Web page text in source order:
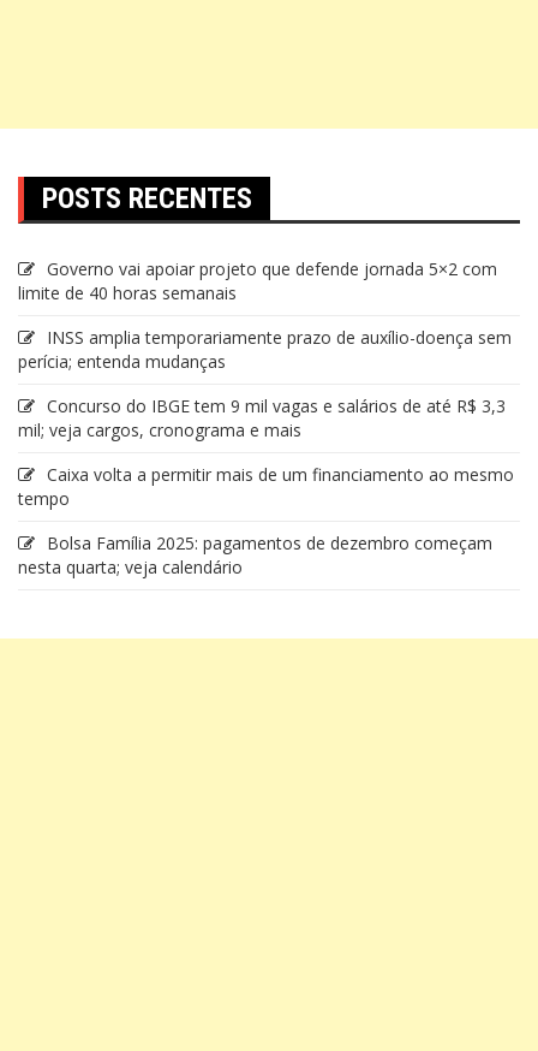
POSTS RECENTES
Governo vai apoiar projeto que defende jornada 5×2 com
limite de 40 horas semanais
INSS amplia temporariamente prazo de auxílio-doença sem
perícia; entenda mudanças
Concurso do IBGE tem 9 mil vagas e salários de até R$ 3,3
mil; veja cargos, cronograma e mais
Caixa volta a permitir mais de um financiamento ao mesmo
tempo
Bolsa Família 2025: pagamentos de dezembro começam
nesta quarta; veja calendário